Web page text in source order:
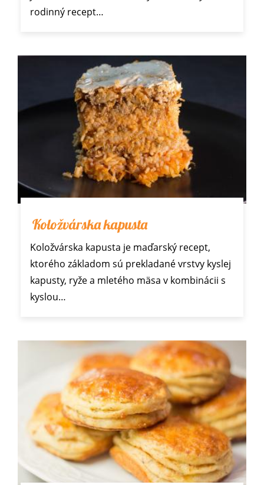
rodinný recept…
Koložvárska kapusta
Koložvárska kapusta je maďarský recept,
ktorého základom sú prekladané vrstvy kyslej
kapusty, ryže a mletého mäsa v kombinácii s
kyslou…